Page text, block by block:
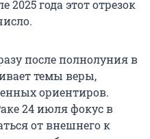
2025 года этот отрезок
.
после полнолуния в
темы веры,
ориентиров.
24 июля фокус в
от внешнего к